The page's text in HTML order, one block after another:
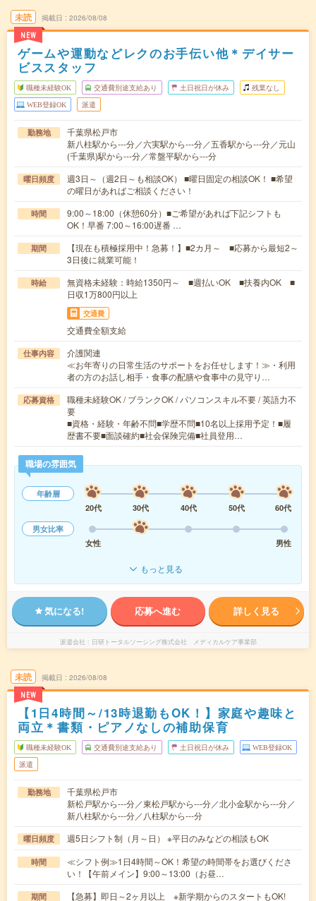
未読
NEW
掲載日 2026/08/08
ゲームや運動などレクのお手伝い他＊デイサー
ビススタッフ
職種未経験OK 交通費別途支給あり 土日祝日が休み 残業なし
WEB登録OK 派遣
勤務地
千葉県松戸市
新八柱駅から---分／六実駅から---分／五香駅から---分／元山
(千葉県)駅から---分／常盤平駅から---分
曜日頻度
週3日～（週2日～も相談OK） ■曜日固定の相談OK！ ■希望
の曜日があればご相談ください！
時間
9:00～18:00（休憩60分）■ご希望があれば下記シフトも
OK！早番 7:00～16:00遅番 …
期間
【現在も積極採用中！急募！】■2カ月～ ■応募から最短2～
3日後に就業可能！
時給
無資格未経験：時給1350円～ ■週払いOK ■扶養内OK ■
日収1万800円以上
交通費
交通費全額支給
仕事内容
介護関連
≪お年寄りの日常生活のサポートをお任せします！≫・利用
者の方のお話し相手・食事の配膳や食事中の見守り…
応募資格
職種未経験OK / ブランクOK / パソコンスキル不要 / 英語力不
要
■資格・経験・年齢不問■学歴不問■10名以上採用予定！■履
歴書不要■面談確約■社会保険完備■社員登用…
職場の雰囲気
年齢層
20代
30代 40代 50代
60代
男女比率
女性
男性
もっと見る
気になる! 応募へ進む 詳しく見る
派遣会社 日研トータルソーシング株式会社 メディカルケア事業部
未読
NEW
掲載日 2026/08/08
【1日4時間～/13時退勤もOK！】家庭や趣味と
両立＊書類・ピアノなしの補助保育
職種未経験OK 交通費別途支給あり 土日祝日が休み WEB登録OK
派遣
勤務地
千葉県松戸市
新松戸駅から---分／東松戸駅から---分／北小金駅から---分／
新八柱駅から---分／八柱駅から---分
曜日頻度 週5日シフト制（月～日） ※平日のみなどの相談もOK
時間
≪シフト例≫1日4時間～OK！希望の時間帯をお選びくださ
い！【午前メイン】9:00～13:00（お昼…
期間 【急募】即日～2ヶ月以上 ※新学期からのスタートもOK!